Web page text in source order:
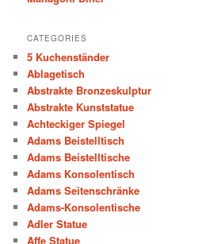
CATEGORIES
5 Kuchenständer
Ablagetisch
Abstrakte Bronzeskulptur
Abstrakte Kunststatue
Achteckiger Spiegel
Adams Beistelltisch
Adams Beistelltische
Adams Konsolentisch
Adams Seitenschränke
Adams-Konsolentische
Adler Statue
Affe Statue